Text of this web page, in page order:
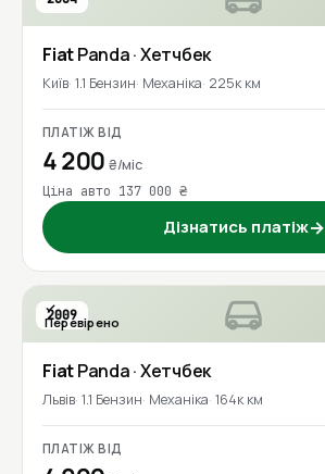
FiatPanda· Хетчбек
Київ 1.1 Бензин Механіка 225к км
ПЛАТІЖ ВІД
4 200₴/міс
Ціна авто 137 000 ₴
Дізнатись платіж→
2009
Перевірено
FiatPanda· Хетчбек
Львів 1.1 Бензин Механіка 164к км
ПЛАТІЖ ВІД